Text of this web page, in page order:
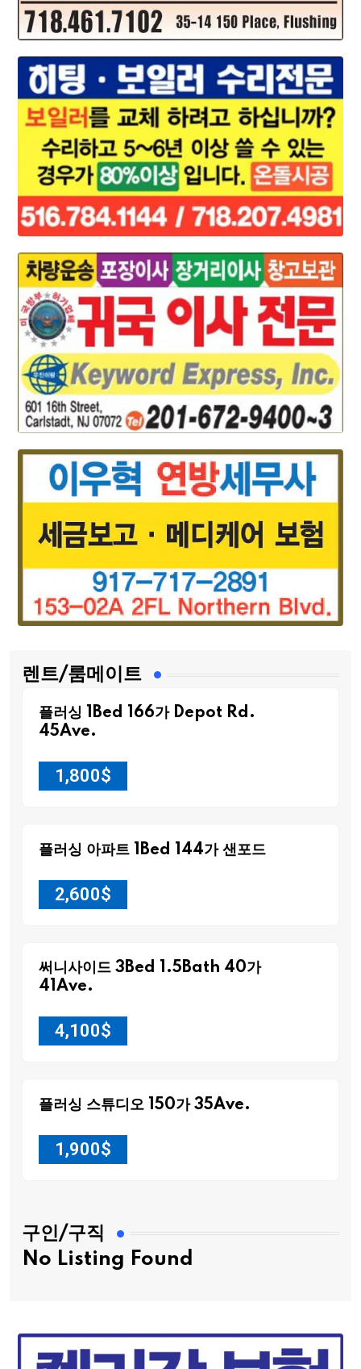
렌트/룸메이트
플러싱 1Bed 166가 Depot Rd.
45Ave.
1,800$
플러싱 아파트 1Bed 144가 샌포드
2,600$
써니사이드 3Bed 1.5Bath 40가
41Ave.
4,100$
플러싱 스튜디오 150가 35Ave.
1,900$
구인/구직
No Listing Found